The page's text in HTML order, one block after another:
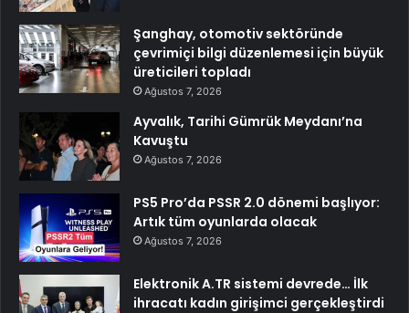
Şanghay, otomotiv sektöründe
çevrimiçi bilgi düzenlemesi için büyük
üreticileri topladı
Ağustos 7, 2026
Ayvalık, Tarihi Gümrük Meydanı’na
Kavuştu
Ağustos 7, 2026
PS5 Pro’da PSSR 2.0 dönemi başlıyor:
Artık tüm oyunlarda olacak
Ağustos 7, 2026
Elektronik A.TR sistemi devrede… İlk
ihracatı kadın girişimci gerçekleştirdi